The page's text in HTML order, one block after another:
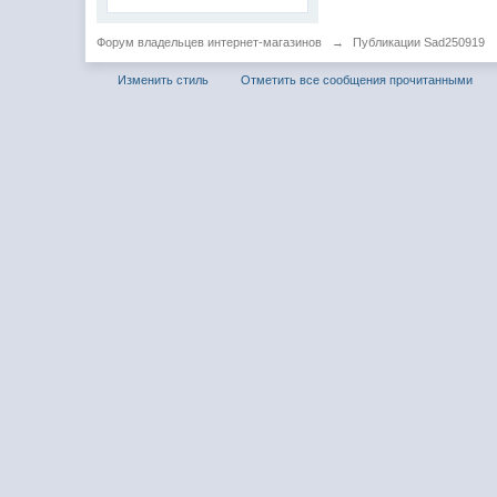
Форум владельцев интернет-магазинов → Публикации Sad250919
Изменить стиль Отметить все сообщения прочитанными